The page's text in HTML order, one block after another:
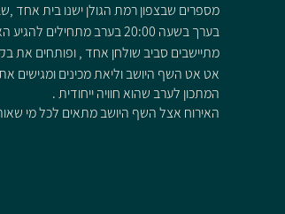
מספרים שבצפון רמת הגולן ישנו בית אחד
בערך בשעה 20:00 בערב מתחילים להגיע האורחים שלא כולם מכירים זה את זה ,
מתיישבים סביב שולחן אחד , ופותחים את
אט אט השף היושב וליאת מכינים ומגישים
המתכון לערב שהוא חוויה ייחודית .
האירוח אצל השף היושב מתאים לכל מי